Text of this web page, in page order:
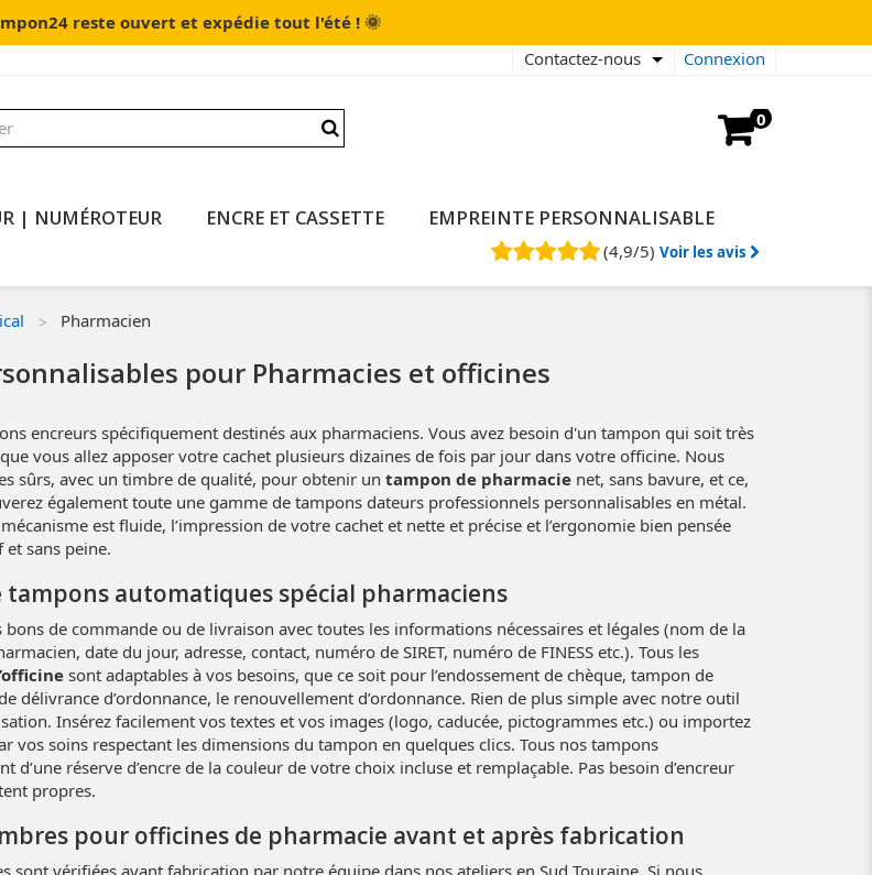
reste ouvert et expédie tout l'été ! 🌞
Connexion
Contactez-nous
0
| NUMÉROTEUR ENCRE ET CASSETTE EMPREINTE PERSONNALISABLE
(4,9/5) Voir les avis
Pharmacien
pour Pharmacies et officines
encreurs spécifiquement destinés aux pharmaciens. Vous avez besoin d'un tampon qui soit très
vous allez apposer votre cachet plusieurs dizaines de fois par jour dans votre officine. Nous
sûrs, avec un timbre de qualité, pour obtenir un tampon de pharmacienet, sans bavure, et ce,
également toute une gamme de tampons dateurs professionnels personnalisables en métal.
est fluide, l’impression de votre cachet et nette et précise et l’ergonomie bien pensée
sans peine.
tampons automatiques spécial pharmaciens
de commande ou de livraison avec toutes les informations nécessaires et légales (nom de la
date du jour, adresse, contact, numéro de SIRET, numéro de FINESS etc.). Tous les
sont adaptables à vos besoins, que ce soit pour l’endossement de chèque, tampon de
délivrance d’ordonnance, le renouvellement d’ordonnance. Rien de plus simple avec notre outil
Insérez facilement vos textes et vos images (logo, caducée, pictogrammes etc.) ou importez
vos soins respectant les dimensions du tampon en quelques clics. Tous nos tampons
d’une réserve d’encre de la couleur de votre choix incluse et remplaçable. Pas besoin d’encreur
propres.
pour officines de pharmacie avant et après fabrication
sont vérifiées avant fabrication par notre équipe dans nos ateliers en Sud Touraine. Si nous